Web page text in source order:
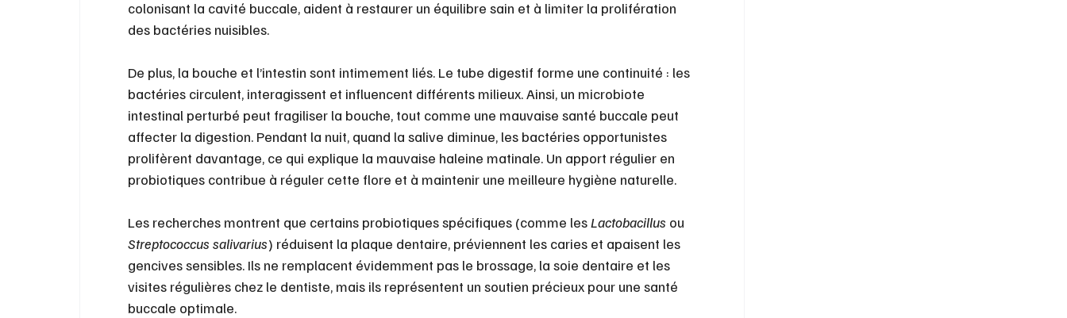
colonisant la cavité buccale, aident à restaurer un équilibre sain et à limiter la prolifération
des bactéries nuisibles.
De plus, la bouche et l’intestin sont intimement liés. Le tube digestif forme une continuité : les
bactéries circulent, interagissent et influencent différents milieux. Ainsi, un microbiote
intestinal perturbé peut fragiliser la bouche, tout comme une mauvaise santé buccale peut
affecter la digestion. Pendant la nuit, quand la salive diminue, les bactéries opportunistes
prolifèrent davantage, ce qui explique la mauvaise haleine matinale. Un apport régulier en
probiotiques contribue à réguler cette flore et à maintenir une meilleure hygiène naturelle.
Les recherches montrent que certains probiotiques spécifiques (comme les Lactobacillus ou
Streptococcus salivarius) réduisent la plaque dentaire, préviennent les caries et apaisent les
gencives sensibles. Ils ne remplacent évidemment pas le brossage, la soie dentaire et les
visites régulières chez le dentiste, mais ils représentent un soutien précieux pour une santé
buccale optimale.